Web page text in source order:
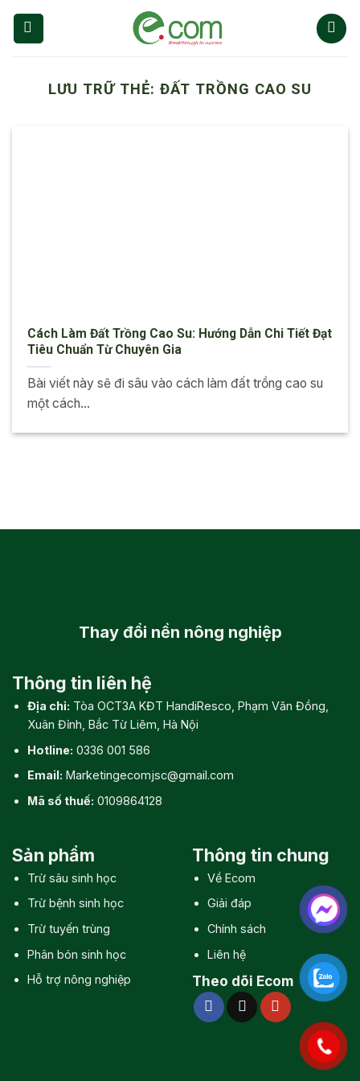
Chuyển
đến
LƯU TRỮ THẺ: ĐẤT TRỒNG CAO SU
Cách Làm Đất Trồng Cao Su: Hướng Dẫn Chi Tiết Đạt
Tiêu Chuẩn Từ Chuyên Gia
Bài viết này sẽ đi sâu vào cách làm đất trồng cao su
một cách...
Thay đổi nền nông nghiệp
Thông tin liên hệ
Địa chỉ: Tòa OCT3A KĐT HandiResco, Phạm Văn Đồng,
Xuân Đỉnh, Bắc Từ Liêm, Hà Nội
Hotline: 0336 001 586
Email: Marketingecomjsc@gmail.com
Mã số thuế: 0109864128
Sản phẩm
Trừ sâu sinh học
Trừ bệnh sinh học
Trừ tuyến trùng
Phân bón sinh học
Hỗ trợ nông nghiệp
Thông tin chung
Về Ecom
Giải đáp
Chính sách
Liên hệ
Theo dõi Ecom